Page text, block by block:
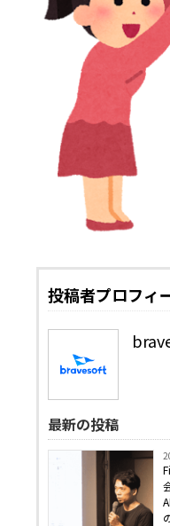
投稿者プロフィ
最新の投稿